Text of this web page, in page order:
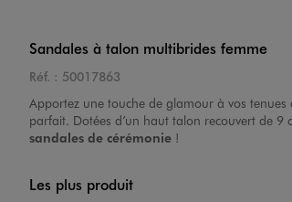
Image 6 sur 7
Sandales à talon multibrides femme
Réf. : 50017863
Apportez une touche de glamour à vos tenues
parfait. Dotées d’un haut talon recouvert de 9
sandales de cérémonie !
Les plus produit